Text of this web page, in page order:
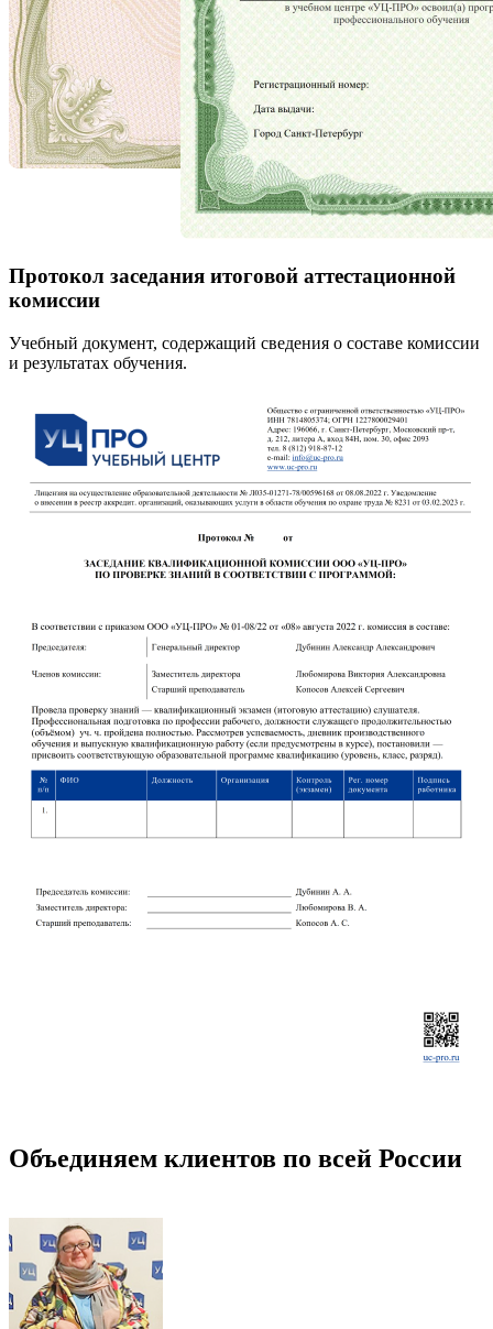
Протокол заседания итоговой аттестационной
комиссии
Учебный документ, содержащий сведения о составе комиссии
и результатах обучения.
Объединяем клиентов по всей России